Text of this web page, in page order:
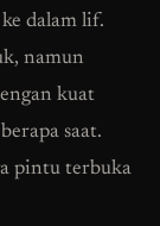
dalam lif.
namun
kuat
saat.
pintu terbuka